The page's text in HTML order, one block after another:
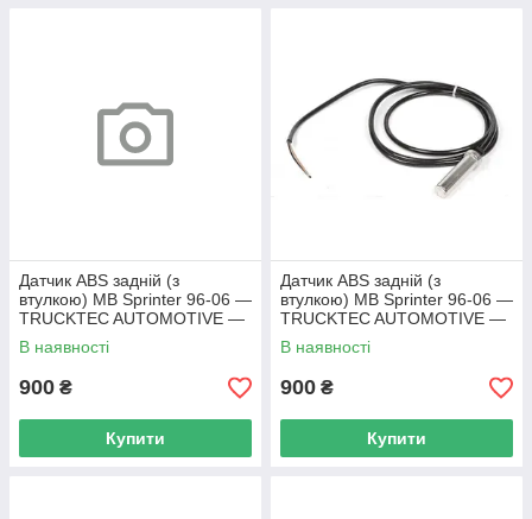
Датчик ABS задній (з
втулкою) MB Sprinter 96-06 —
TRUCKTEC AUTOMOTIVE —
02.42.312
В наявності
900 ₴
Купити
Датчик ABS задній (з
втулкою) MB Sprinter 96-06 —
TRUCKTEC AUTOMOTIVE —
02.42.312
В наявності
900 ₴
Купити